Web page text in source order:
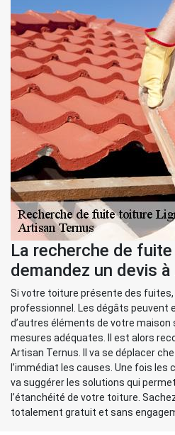
La recherche de
demandez un devis
Si votre toiture présente des fuites,
professionnel. Les dégâts peuvent
d’autres éléments de votre maison
mesures adéquates. Il est alors
Artisan Ternus. Il va se déplacer
l’immédiat les causes. Une fois les
va suggérer les solutions qui
l’étanchéité de votre toiture.
totalement gratuit et sans